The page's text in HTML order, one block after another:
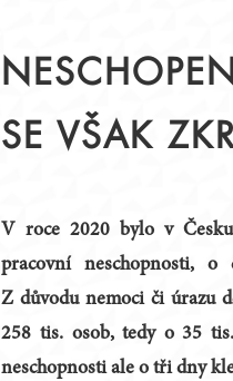
JEDNACÍ ŘÁD
ČLENOVÉ KRAJSKÉ
SE VŠAK
V roce 2020 bylo v
pracovní neschopnosti,
Z důvodu nemoci či úrazu
258 tis. osob, tedy o 35
neschopnosti ale o tři dny